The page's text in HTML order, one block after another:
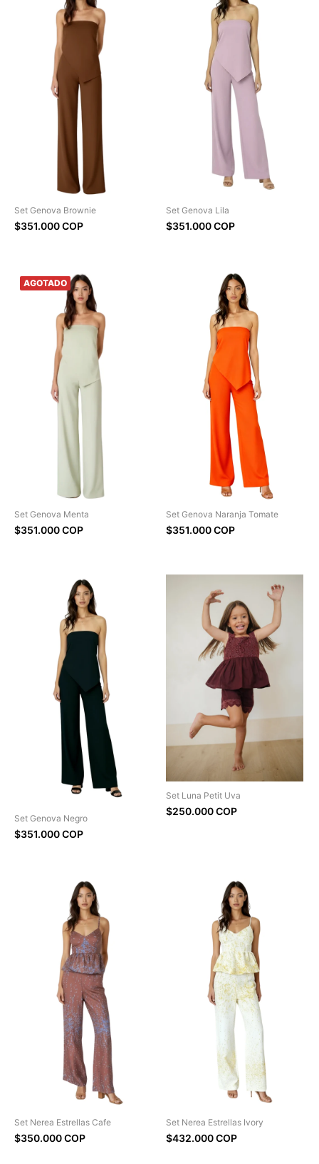
Set Genova Brownie
$351.000 COP
Set Genova Lila
$351.000 COP
Set Genova Menta
$351.000 COP
Set Genova Naranja Tomate
$351.000 COP
Set Genova Negro
$351.000 COP
Set Luna Petit Uva
$250.000 COP
Set Nerea Estrellas Cafe
$350.000 COP
Set Nerea Estrellas Ivory
$432.000 COP